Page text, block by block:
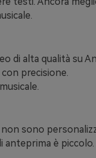
di alta qualità su
precisione.
sono
anteprima è piccolo.